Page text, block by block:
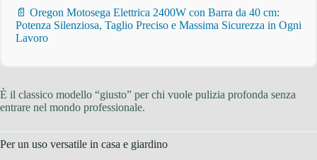
📄 Oregon Motosega Elettrica 2400W con Barra da 40 cm:
Potenza Silenziosa, Taglio Preciso e Massima Sicurezza in Ogni
Lavoro
È il classico modello “giusto” per chi vuole pulizia profonda senza
entrare nel mondo professionale.
Per un uso versatile in casa e giardino